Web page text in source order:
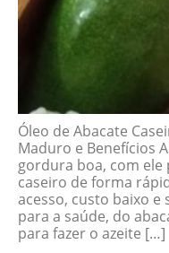
Óleo de Abacate
Maduro e Benefícios
gordura boa, com ele
caseiro de forma
acesso, custo baixo e
para a saúde, do
para fazer o azeite […]